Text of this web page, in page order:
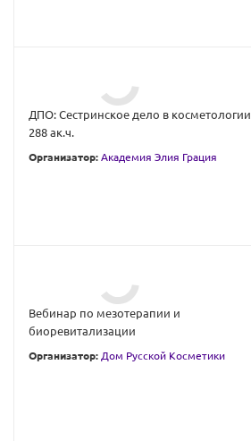
ДПО: Сестринское дело в косметологии
288 ак.ч.
Организатор: Академия Элия Грация
Вебинар по мезотерапии и
биоревитализации
Организатор: Дом Русской Косметики